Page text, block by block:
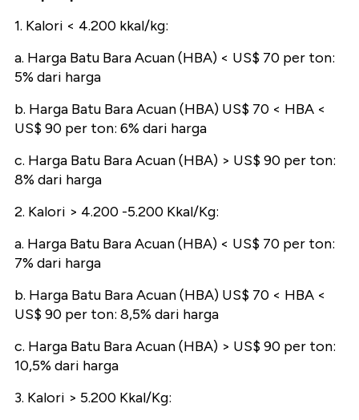
1. Kalori < 4.200 kkal/kg:
a. Harga Batu Bara Acuan (HBA) < US$ 70 per ton:
5% dari harga
b. Harga Batu Bara Acuan (HBA) US$ 70 < HBA <
US$ 90 per ton: 6% dari harga
c. Harga Batu Bara Acuan (HBA) > US$ 90 per ton:
8% dari harga
2. Kalori > 4.200 -5.200 Kkal/Kg:
a. Harga Batu Bara Acuan (HBA) < US$ 70 per ton:
7% dari harga
b. Harga Batu Bara Acuan (HBA) US$ 70 < HBA <
US$ 90 per ton: 8,5% dari harga
c. Harga Batu Bara Acuan (HBA) > US$ 90 per ton:
10,5% dari harga
3. Kalori > 5.200 Kkal/Kg: